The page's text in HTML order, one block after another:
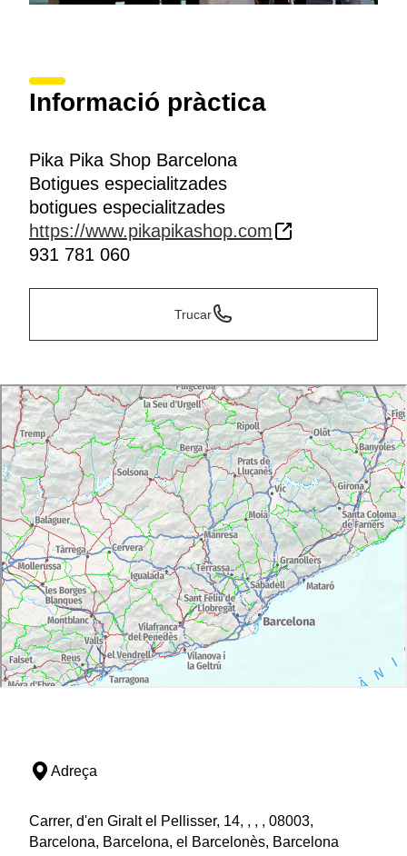
Informació pràctica
Pika Pika Shop Barcelona
Botigues especialitzades
botigues especialitzades
https://www.pikapikashop.com
931 781 060
Trucar
Adreça
Carrer, d'en Giralt el Pellisser, 14, , , , 08003,
Barcelona, Barcelona, el Barcelonès, Barcelona